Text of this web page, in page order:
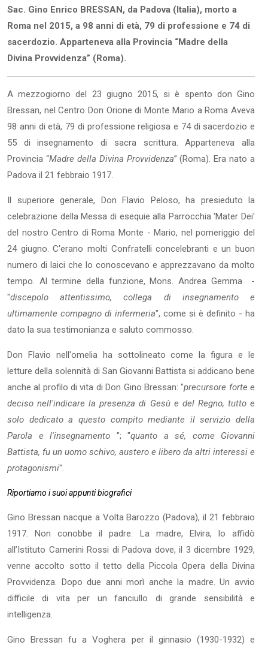
Sac. Gino Enrico BRESSAN, da Padova (Italia), morto a
Roma nel 2015, a 98 anni di età, 79 di professione e 74 di
sacerdozio. Apparteneva alla Provincia “Madre della
Divina Provvidenza” (Roma).
A mezzogiorno del 23 giugno 2015, si è spento don Gino
Bressan, nel Centro Don Orione di Monte Mario a Roma Aveva
98 anni di età, 79 di professione religiosa e 74 di sacerdozio e
55 di insegnamento di sacra scrittura. Apparteneva alla
Provincia “Madre della Divina Provvidenza” (Roma). Era nato a
Padova il 21 febbraio 1917.
Il superiore generale, Don Flavio Peloso, ha presieduto la
celebrazione della Messa di esequie alla Parrocchia 'Mater Dei'
del nostro Centro di Roma Monte - Mario, nel pomeriggio del
24 giugno. C'erano molti Confratelli concelebranti e un buon
numero di laici che lo conoscevano e apprezzavano da molto
tempo. Al termine della funzione, Mons. Andrea Gemma -
"discepolo attentissimo, collega di insegnamento e
ultimamente compagno di infermeria", come si è definito - ha
dato la sua testimonianza e saluto commosso.
Don Flavio nell'omelia ha sottolineato come la figura e le
letture della solennità di San Giovanni Battista si addicano bene
anche al profilo di vita di Don Gino Bressan: "precursore forte e
deciso nell'indicare la presenza di Gesù e del Regno, tutto e
solo dedicato a questo compito mediante il servizio della
Parola e l'insegnamento "; "quanto a sé, come Giovanni
Battista, fu un uomo schivo, austero e libero da altri interessi e
protagonismi".
Riportiamo i suoi appunti biografici
Gino Bressan nacque a Volta Barozzo (Padova), il 21 febbraio
1917. Non conobbe il padre. La madre, Elvira, lo affidò
all’Istituto Camerini Rossi di Padova dove, il 3 dicembre 1929,
venne accolto sotto il tetto della Piccola Opera della Divina
Provvidenza. Dopo due anni morì anche la madre. Un avvio
difficile di vita per un fanciullo di grande sensibilità e
intelligenza.
Gino Bressan fu a Voghera per il ginnasio (1930-1932) e